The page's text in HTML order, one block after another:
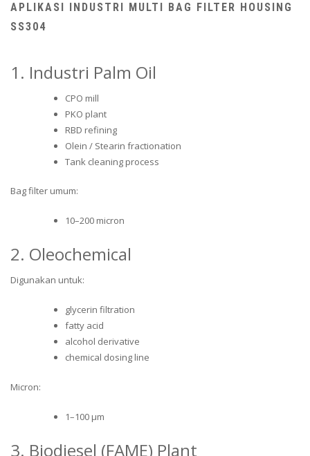
APLIKASI INDUSTRI MULTI BAG FILTER HOUSING
SS304
1. Industri Palm Oil
CPO mill
PKO plant
RBD refining
Olein / Stearin fractionation
Tank cleaning process
Bag filter umum:
10–200 micron
2. Oleochemical
Digunakan untuk:
glycerin filtration
fatty acid
alcohol derivative
chemical dosing line
Micron:
1–100 µm
3. Biodiesel (FAME) Plant